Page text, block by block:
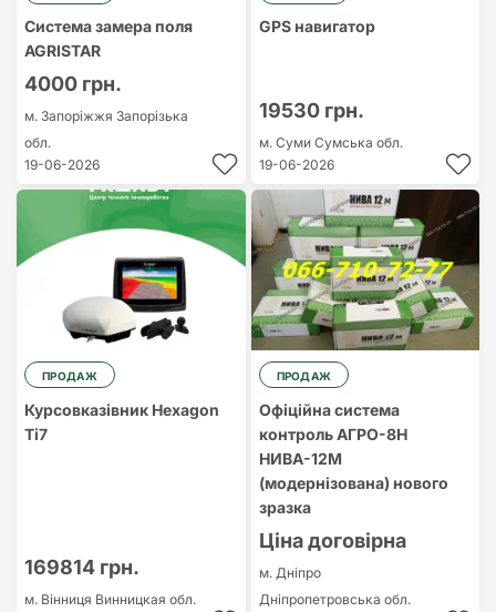
Система замера поля
AGRISTAR
4000 грн.
м. Запоріжжя Запорізька
обл.
19-06-2026
GPS навигатор
19530 грн.
м. Суми Сумська обл.
19-06-2026
ПРОДАЖ
Курсовказівник Hexagon
Tі7
169814 грн.
м. Вінниця Винницкая обл.
ПРОДАЖ
Офіційна система
контроль АГРО-8Н
НИВА-12М
(модернізована) нового
зразка
Ціна договірна
м. Дніпро
Дніпропетровська обл.